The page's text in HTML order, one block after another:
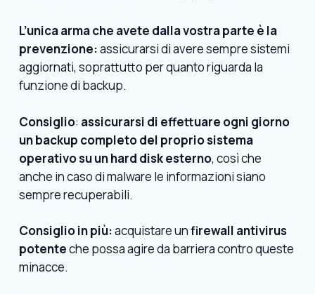
L’unica arma che avete dalla vostra parte è la
prevenzione:assicurarsi di avere sempre sistemi
aggiornati, soprattutto per quanto riguarda la
funzione di backup.
Consiglio: assicurarsi di effettuare ogni giorno
un backup completo del proprio sistema
operativo su un hard disk esterno, così che
anche in caso di malware le informazioni siano
sempre recuperabili.
Consiglio in più:acquistare unfirewall antivirus
potenteche possa agire da barriera contro queste
minacce.